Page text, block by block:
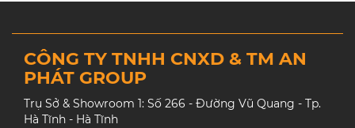
CÔNG TY TNHH CNXD & TM AN
PHÁT GROUP
Trụ Sở & Showroom 1: Số 266 - Đường Vũ Quang - Tp.
Hà Tĩnh - Hà Tĩnh